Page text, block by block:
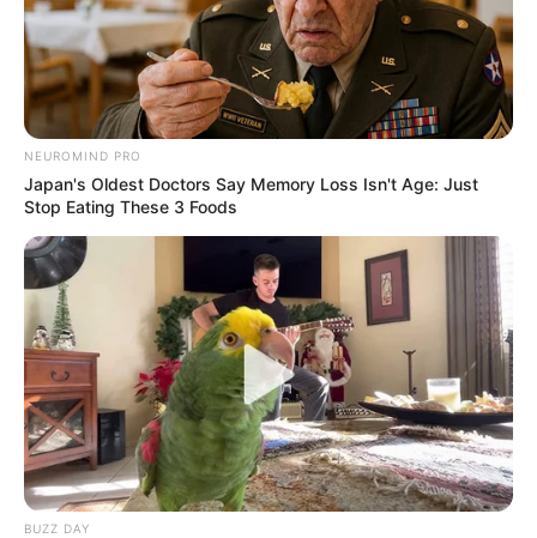
NEUROMIND PRO
Japan's Oldest Doctors Say Memory Loss Isn't Age: Just
Stop Eating These 3 Foods
BUZZ DAY